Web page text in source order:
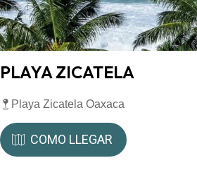
PLAYA ZICATELA
Playa Zicatela Oaxaca
COMO LLEGAR